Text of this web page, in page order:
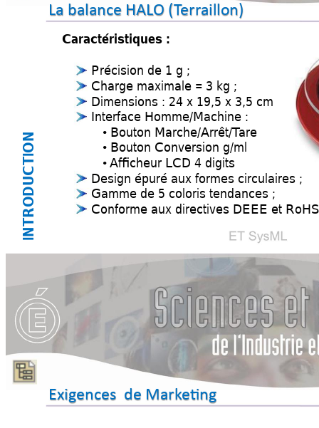
INTRODUCTION
La balance HALO (Terraillon)
Caractéristiques :
Précision de 1g;
Charge maximale = 3 kg ;
Dimensions : 24 x19,5 x 3,5 cm
Interface Homme/Machine :
• Bouton Marche/Arrêt/Tare
• Bouton Conversion g/ml
•Afficheur LCD 4 digits
Design épuré aux formes circulaires ;
Gamme de 5 coloris tendances ;
Conforme aux directives DEEE et
Exigences  de Marketing